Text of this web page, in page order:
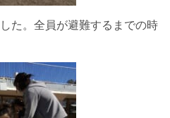
た。全員が避難するまでの時